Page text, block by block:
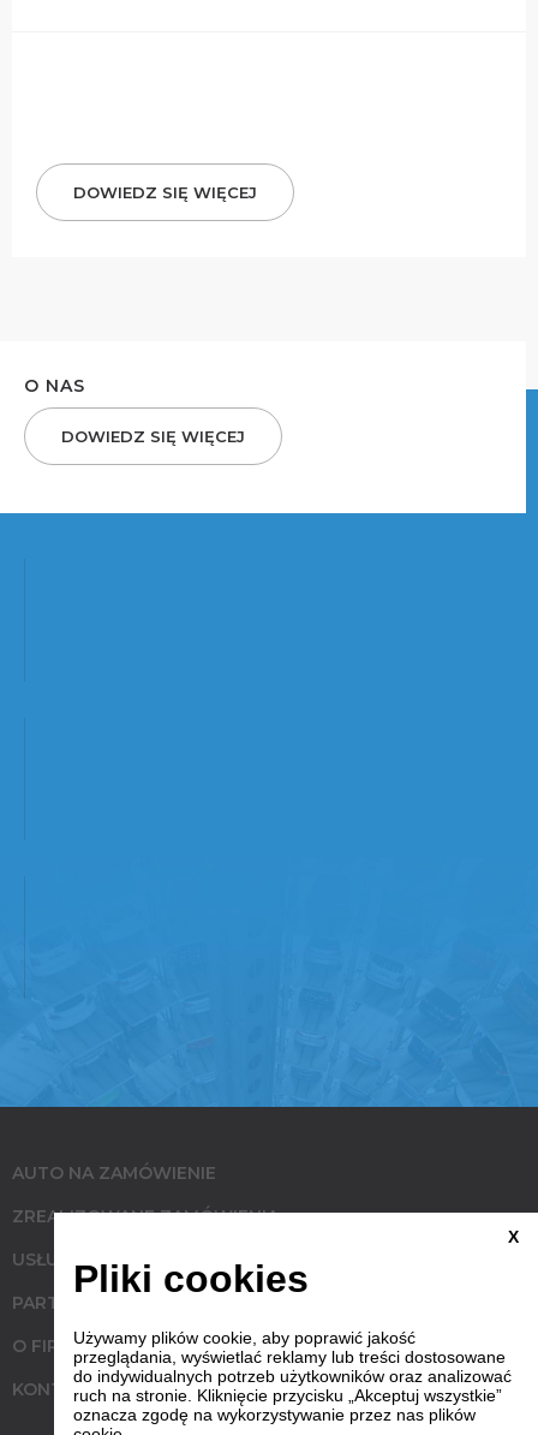
DOWIEDZ SIĘ WIĘCEJ
O NAS
DOWIEDZ SIĘ WIĘCEJ
AUTO NA ZAMÓWIENIE
ZREALIZOWANE ZAMÓWIENIA
USŁUGI
PARTNERZY
O FIRMIE
KONTAKT
X
Pliki cookies
Używamy plików cookie, aby poprawić jakość
przeglądania, wyświetlać reklamy lub treści dostosowane
do indywidualnych potrzeb użytkowników oraz analizować
ruch na stronie. Kliknięcie przycisku „Akceptuj wszystkie”
oznacza zgodę na wykorzystywanie przez nas plików